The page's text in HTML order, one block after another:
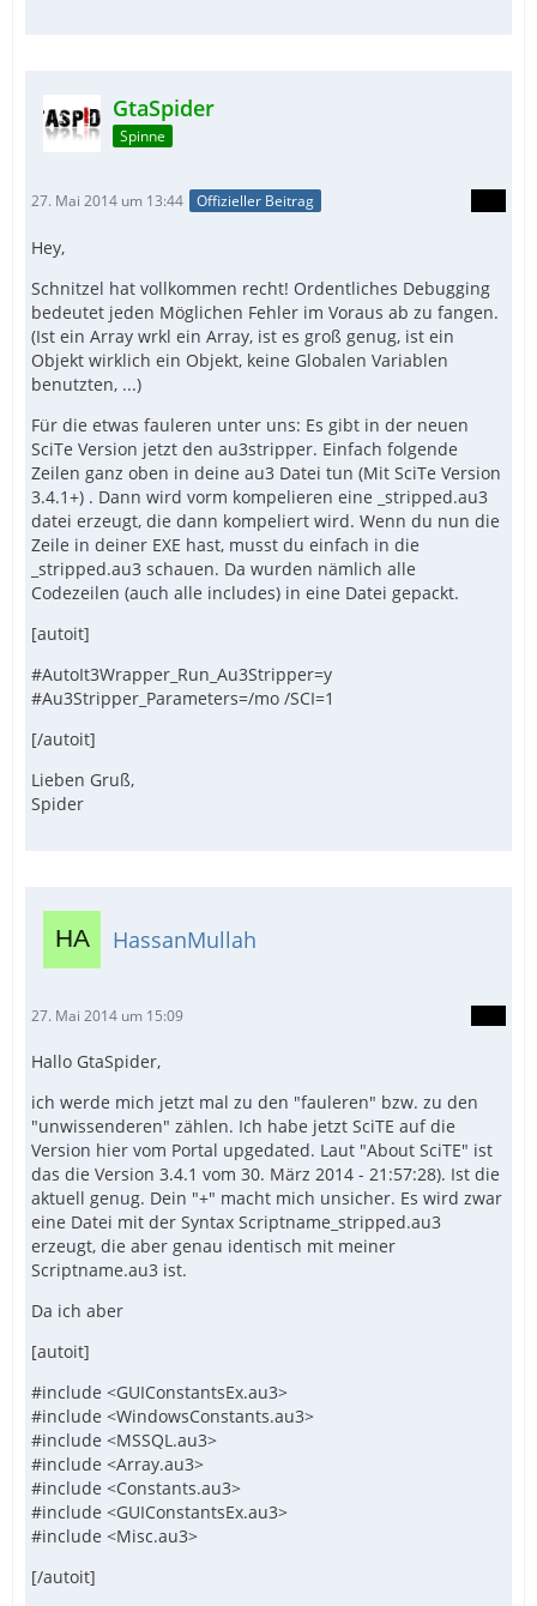
GtaSpider
Spinne
27. Mai 2014 um 13:44 Offizieller Beitrag
Hey,
Schnitzel hat vollkommen recht! Ordentliches Debugging
bedeutet jeden Möglichen Fehler im Voraus ab zu fangen.
(Ist ein Array wrkl ein Array, ist es groß genug, ist ein
Objekt wirklich ein Objekt, keine Globalen Variablen
benutzten, ...)
Für die etwas fauleren unter uns: Es gibt in der neuen
SciTe Version jetzt den au3stripper. Einfach folgende
Zeilen ganz oben in deine au3 Datei tun (Mit SciTe Version
3.4.1+) . Dann wird vorm kompelieren eine _stripped.au3
datei erzeugt, die dann kompeliert wird. Wenn du nun die
Zeile in deiner EXE hast, musst du einfach in die
_stripped.au3 schauen. Da wurden nämlich alle
Codezeilen (auch alle includes) in eine Datei gepackt.
[autoit]
#AutoIt3Wrapper_Run_Au3Stripper=y
#Au3Stripper_Parameters=/mo /SCI=1
[/autoit]
Lieben Gruß,
Spider
HassanMullah
27. Mai 2014 um 15:09
Hallo GtaSpider,
ich werde mich jetzt mal zu den "fauleren" bzw. zu den
"unwissenderen" zählen. Ich habe jetzt SciTE auf die
Version hier vom Portal upgedated. Laut "About SciTE" ist
das die Version 3.4.1 vom 30. März 2014 - 21:57:28). Ist die
aktuell genug. Dein "+" macht mich unsicher. Es wird zwar
eine Datei mit der Syntax Scriptname_stripped.au3
erzeugt, die aber genau identisch mit meiner
Scriptname.au3 ist.
Da ich aber
[autoit]
#include <GUIConstantsEx.au3>
#include <WindowsConstants.au3>
#include <MSSQL.au3>
#include <Array.au3>
#include <Constants.au3>
#include <GUIConstantsEx.au3>
#include <Misc.au3>
[/autoit]